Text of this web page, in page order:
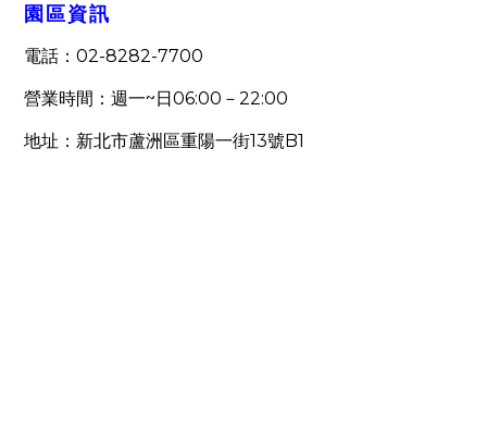
園區資訊
電話： 02-8282-7700
營業時間：週一~ 日 06:00 － 22:00
地址：新北市蘆洲區重陽一街13號B1